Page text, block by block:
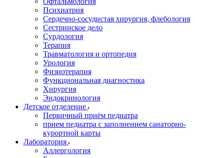
Психиатрия
Сердечно-сосудистая хирургия, флебология
Сестринское дело
Сурдология
Терапия
Травматология и ортопедия
Урология
Физиотерапия
Функциональная диагностика
Хирургия
Эндокринология
Детское отделение
Первичный приём педиатра
прием педиатра с заполнением санаторно-
курортной карты
Лаборатория
Аллергология